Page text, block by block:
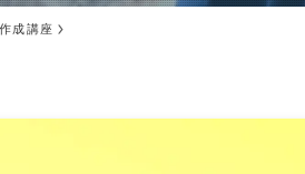
成講座